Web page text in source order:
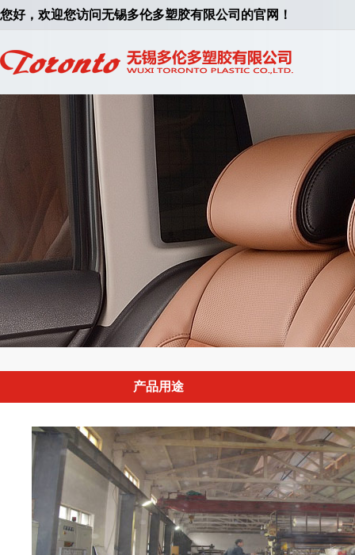
您好，欢迎您访问无锡多伦多塑胶有限公司的官网！
您好，欢迎您访问无锡多伦多塑胶有限公司的官网！
产品用途